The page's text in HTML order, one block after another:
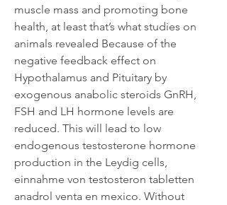
muscle mass and promoting bone
health, at least that’s what studies on
animals revealed Because of the
negative feedback effect on
Hypothalamus and Pituitary by
exogenous anabolic steroids GnRH,
FSH and LH hormone levels are
reduced. This will lead to low
endogenous testosterone hormone
production in the Leydig cells,
einnahme von testosteron tabletten
anadrol venta en mexico. Without